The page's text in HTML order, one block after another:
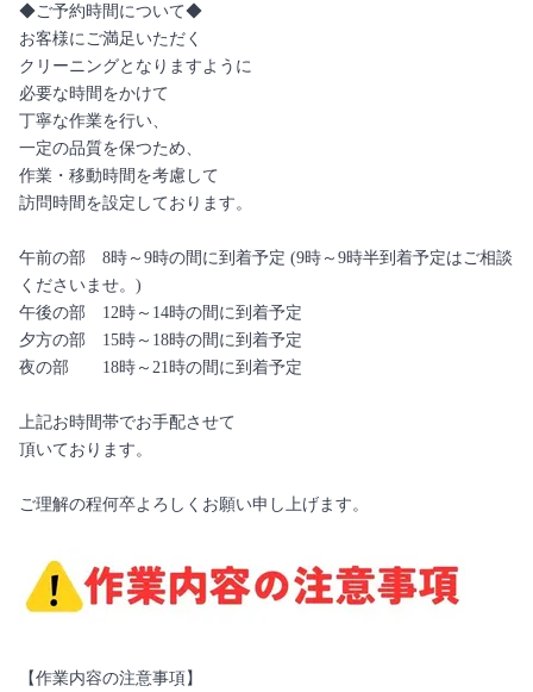
◆ご予約時間について◆
お客様にご満足いただく
クリーニングとなりますように
必要な時間をかけて
丁寧な作業を行い、
一定の品質を保つため、
作業・移動時間を考慮して
訪問時間を設定しております。
午前の部 8時～9時の間に到着予定 (9時～9時半到着予定はご相談
くださいませ。)
午後の部 12時～14時の間に到着予定
夕方の部 15時～18時の間に到着予定
夜の部 18時～21時の間に到着予定
上記お時間帯でお手配させて
頂いております。
ご理解の程何卒よろしくお願い申し上げます。
【作業内容の注意事項】